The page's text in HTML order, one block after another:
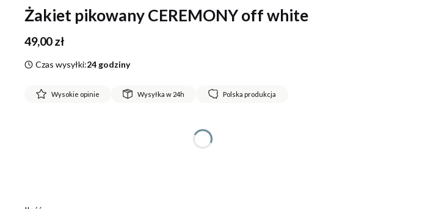
Żakiet pikowany CEREMONY off white
Cena
49,00 zł
Czas wysyłki:24 godziny
Wysokie opinie Wysyłka w 24h Polska produkcja